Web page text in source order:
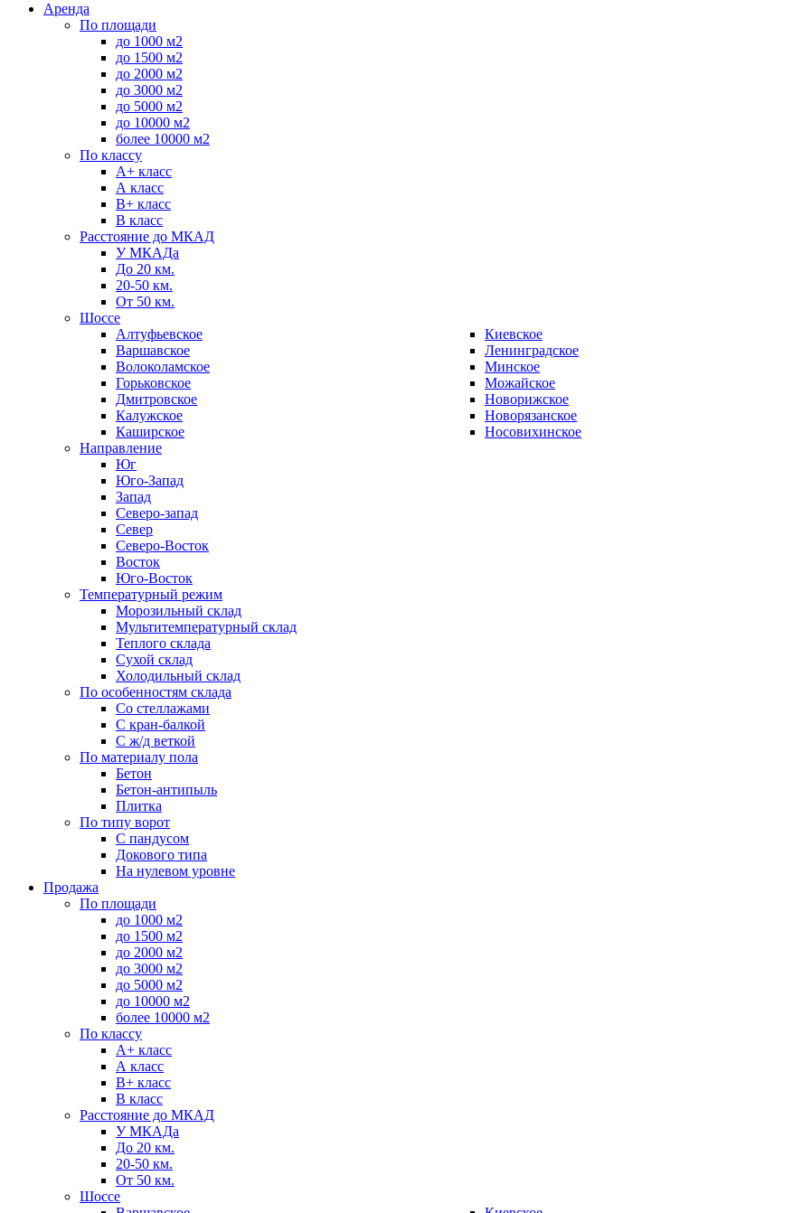
Аренда
По площади
до 1000 м2
до 1500 м2
до 2000 м2
до 3000 м2
до 5000 м2
до 10000 м2
более 10000 м2
По классу
А+ класс
А класс
B+ класс
В класс
Расстояние до МКАД
У МКАДа
До 20 км.
20-50 км.
От 50 км.
Шоссе
Алтуфьевское
Варшавское
Волоколамское
Горьковское
Дмитровское
Калужское
Каширское
Киевское
Ленинградское
Минское
Можайское
Новорижское
Новорязанское
Носовихинское
Направление
Юг
Юго-Запад
Запад
Северо-запад
Север
Северо-Восток
Восток
Юго-Восток
Температурный режим
Морозильный склад
Мультитемпературный склад
Теплого склада
Сухой склад
Холодильный склад
По особенностям склада
Со стеллажами
С кран-балкой
С ж/д веткой
По материалу пола
Бетон
Бетон-антипыль
Плитка
По типу ворот
С пандусом
Докового типа
На нулевом уровне
Продажа
По площади
до 1000 м2
до 1500 м2
до 2000 м2
до 3000 м2
до 5000 м2
до 10000 м2
более 10000 м2
По классу
A+ класс
А класс
В+ класс
B класс
Расстояние до МКАД
У МКАДа
До 20 км.
20-50 км.
От 50 км.
Шоссе